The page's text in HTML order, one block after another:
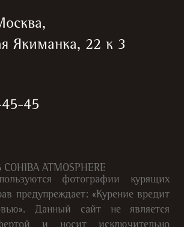
Якиманка, 22 к 3
45
COHIBA ATMOSPHERE
фотографии курящих
предупреждает: «Курение вредит
Данный сайт не является